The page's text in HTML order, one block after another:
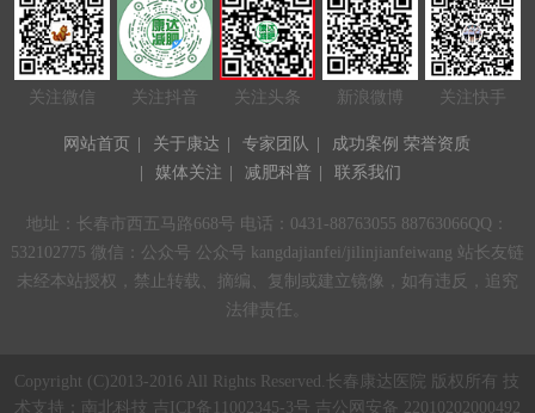
关注微信 关注抖音 关注头条 新浪微博 关注快手
网站首页 关于康达 专家团队 成功案例 荣誉资质
媒体关注 减肥科普 联系我们
地址：长春市西五马路668号 电话：0431-88763055 88763066QQ：
532102775 微信：公众号 公众号 kangdajianfei/jilinjianfeiwang 站长友链
未经本站授权，禁止转载、摘编、复制或建立镜像，如有违反，追究
法律责任。
Copyright (C)2013-2016 All Rights Reserved.长春康达医院 版权所有 技
术支持：
南北科技 吉ICP备11002345-3号 吉公网安备 22010202000492